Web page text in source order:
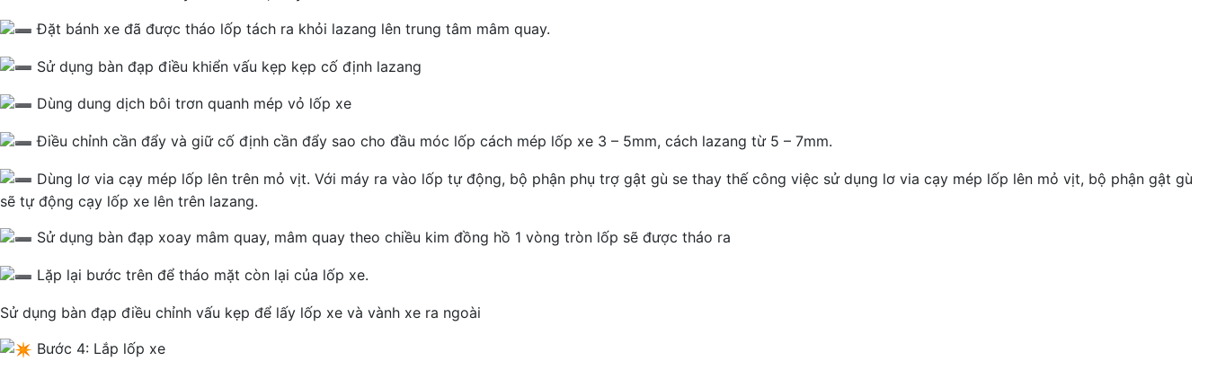
Đặt bánh xe đã được tháo lốp tách ra khỏi lazang lên trung tâm mâm quay.
Sử dụng bàn đạp điều khiển vấu kẹp kẹp cố định lazang
Dùng dung dịch bôi trơn quanh mép vỏ lốp xe
Điều chỉnh cần đẩy và giữ cố định cần đẩy sao cho đầu móc lốp cách mép lốp xe 3 – 5mm, cách lazang từ 5 – 7mm.
Dùng lơ via cạy mép lốp lên trên mỏ vịt. Với máy ra vào lốp tự động, bộ phận phụ trợ gật gù se thay thế công việc sử dụng lơ via cạy mép lốp lên mỏ vịt, bộ phận gật gù
sẽ tự động cạy lốp xe lên trên lazang.
Sử dụng bàn đạp xoay mâm quay, mâm quay theo chiều kim đồng hồ 1 vòng tròn lốp sẽ được tháo ra
Lặp lại bước trên để tháo mặt còn lại của lốp xe.
Sử dụng bàn đạp điều chỉnh vấu kẹp để lấy lốp xe và vành xe ra ngoài
Bước 4: Lắp lốp xe